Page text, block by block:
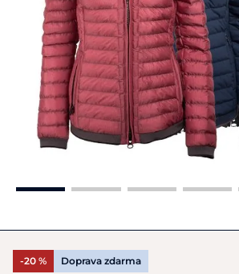
-20 % Doprava zdarma